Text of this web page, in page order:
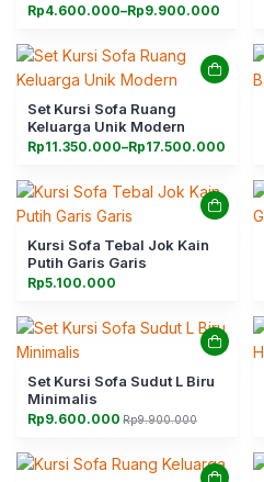
Rp4.600.000–Rp9.900.000
Rentang
harga:
hingga
Rp9.900.000
Set Kursi Sofa Ruang
Keluarga Unik Modern
Rp11.350.000–Rp17.500.000
Rentang
harga:
hingga
Rp17.500.000
Kursi Sofa Tebal Jok Kain
Putih Garis Garis
Rp5.100.000
Set Kursi Sofa Sudut L Biru
Minimalis
Rp9.900.000
Harga
adalah:
Rp9.900.000.
Rp9.600.000
Harga
ini
adalah: